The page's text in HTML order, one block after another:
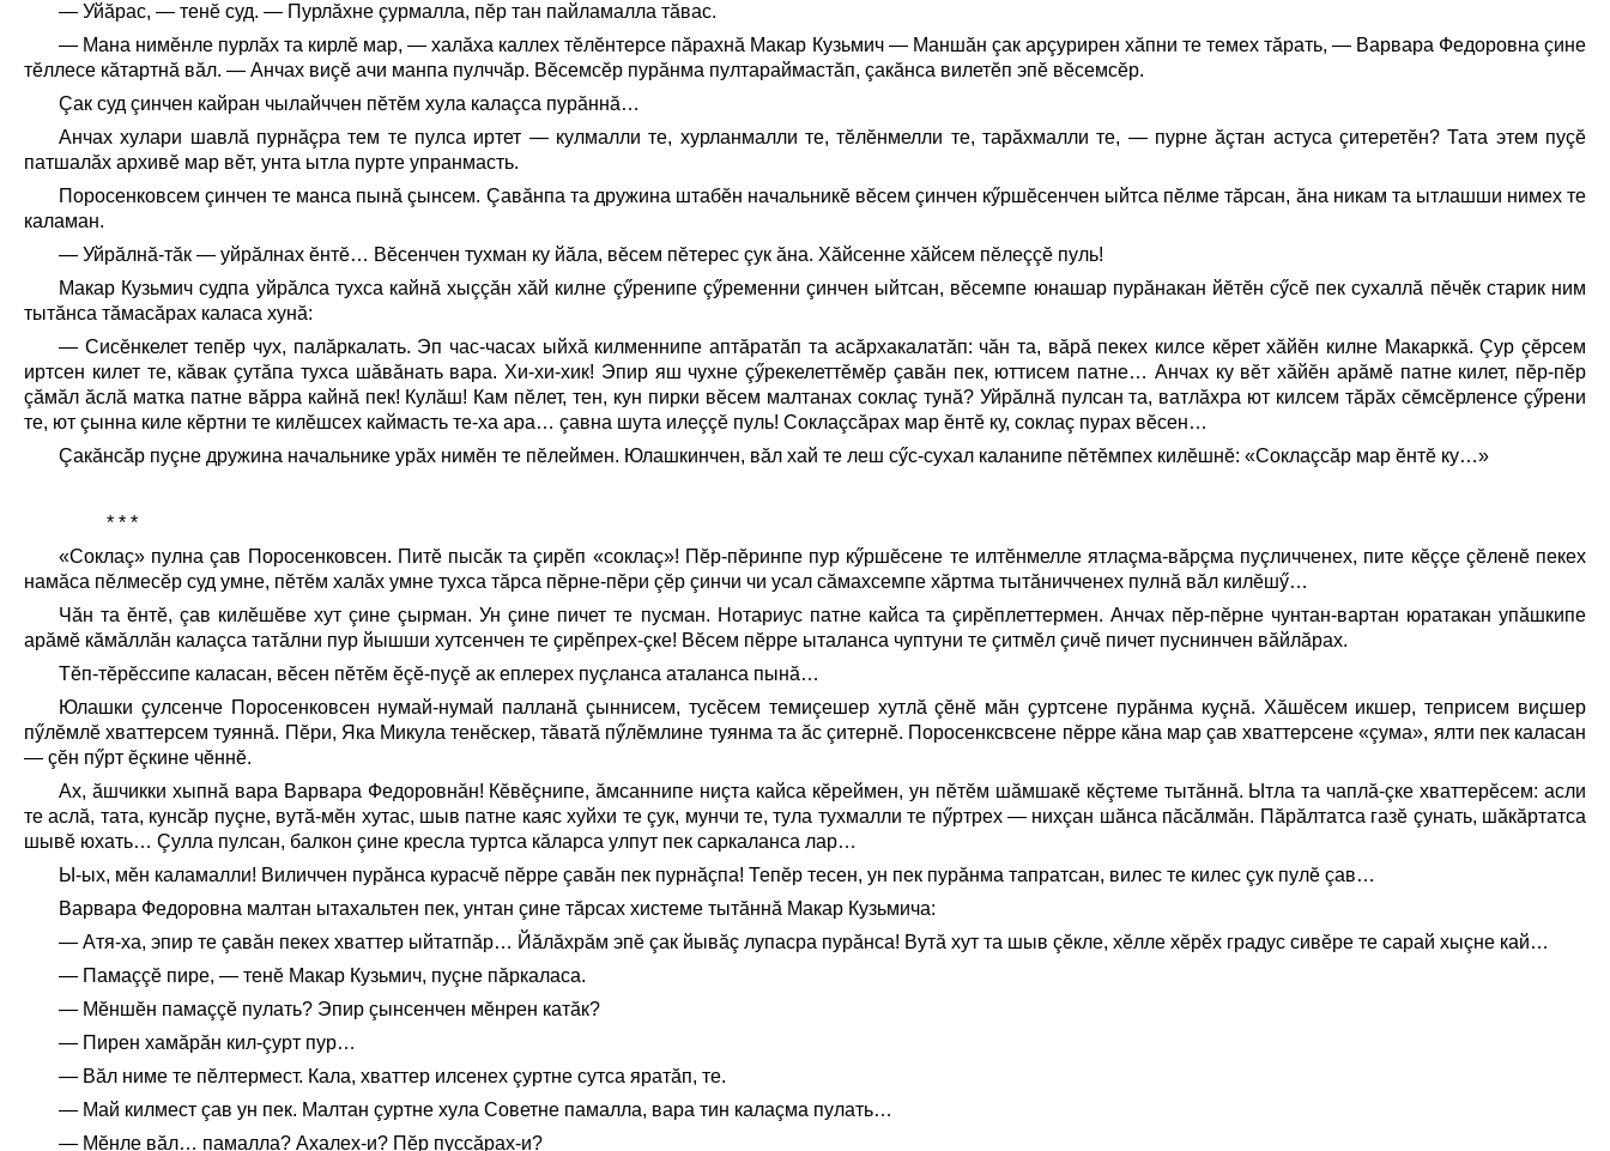
— Уйăрас, — тенĕ суд. — Пурлăхне çурмалла, пĕр тан пайламалла тăвас.
— Мана нимĕнле пурлăх та кирлĕ мар, — халăха каллех тĕлĕнтерсе пăрахнă Макар Кузьмич — Маншăн çак арçурирен хăпни те темех тăрать, — Варвара Федоровна çине
тĕллесе кăтартнă вăл. — Анчах виçĕ ачи манпа пулччăр. Вĕсемсĕр пурăнма пултараймастăп, çакăнса вилетĕп эпĕ вĕсемсĕр.
Çак суд çинчен кайран чылайччен пĕтĕм хула калаçса пурăннă…
Анчах хулари шавлă пурнăçра тем те пулса иртет — кулмалли те, хурланмалли те, тĕлĕнмелли те, тарăхмалли те, — пурне ăçтан астуса çитеретĕн? Тата этем пуçĕ
патшалăх архивĕ мар вĕт, унта ытла пурте упранмасть.
Поросенковсем çинчен те манса пынă çынсем. Çавăнпа та дружина штабĕн начальникĕ вĕсем çинчен кӳршĕсенчен ыйтса пĕлме тăрсан, ăна никам та ытлашши нимех те
каламан.
— Уйрăлнă-тăк — уйрăлнах ĕнтĕ… Вĕсенчен тухман ку йăла, вĕсем пĕтерес çук ăна. Хăйсенне хăйсем пĕлеççĕ пуль!
Макар Кузьмич судпа уйрăлса тухса кайнă хыççăн хăй килне çӳренипе çӳременни çинчен ыйтсан, вĕсемпе юнашар пурăнакан йĕтĕн сӳсĕ пек сухаллă пĕчĕк старик ним
тытăнса тăмасăрах каласа хунă:
— Сисĕнкелет тепĕр чух, палăркалать. Эп час-часах ыйхă килменнипе аптăратăп та асăрхакалатăп: чăн та, вăрă пекех килсе кĕрет хăйĕн килне Макарккă. Çур çĕрсем
иртсен килет те, кăвак çутăпа тухса шăвăнать вара. Хи-хи-хик! Эпир яш чухне çӳрекелеттĕмĕр çавăн пек, юттисем патне… Анчах ку вĕт хăйĕн арăмĕ патне килет, пĕр-пĕр
çăмăл ăслă матка патне вăрра кайнă пек! Кулăш! Кам пĕлет, тен, кун пирки вĕсем малтанах соклаç тунă? Уйрăлнă пулсан та, ватлăхра ют килсем тăрăх сĕмсĕрленсе çӳрени
те, ют çынна киле кĕртни те килĕшсех каймасть те-ха ара… çавна шута илеççĕ пуль! Соклаçсăрах мар ĕнтĕ ку, соклаç пурах вĕсен…
Çакăнсăр пуçне дружина начальнике урăх нимĕн те пĕлеймен. Юлашкинчен, вăл хай те леш сӳс-сухал каланипе пĕтĕмпех килĕшнĕ: «Соклаçсăр мар ĕнтĕ ку…»
* * *
«Соклаç» пулна çав Поросенковсен. Питĕ пысăк та çирĕп «соклаç»! Пĕр-пĕринпе пур кӳршĕсене те илтĕнмелле ятлаçма-вăрçма пуçличченех, пите кĕççе çĕленĕ пекех
намăса пĕлмесĕр суд умне, пĕтĕм халăх умне тухса тăрса пĕрне-пĕри çĕр çинчи чи усал сăмахсемпе хăртма тытăничченех пулнă вăл килĕшӳ…
Чăн та ĕнтĕ, çав килĕшĕве хут çине çырман. Ун çине пичет те пусман. Нотариус патне кайса та çирĕплеттермен. Анчах пĕр-пĕрне чунтан-вартан юратакан упăшкипе
арăмĕ кăмăллăн калаçса татăлни пур йышши хутсенчен те çирĕпрех-çке! Вĕсем пĕрре ыталанса чуптуни те çитмĕл çичĕ пичет пуснинчен вăйлăрах.
Тĕп-тĕрĕссипе каласан, вĕсен пĕтĕм ĕçĕ-пуçĕ ак еплерех пуçланса аталанса пынă…
Юлашки çулсенче Поросенковсен нумай-нумай палланă çыннисем, тусĕсем темиçешер хутлă çĕнĕ мăн çуртсене пурăнма куçнă. Хăшĕсем икшер, теприсем виçшер
пӳлĕмлĕ хваттерсем туяннă. Пĕри, Яка Микула тенĕскер, тăватă пӳлĕмлине туянма та ăс çитернĕ. Поросенксвсене пĕрре кăна мар çав хваттерсене «çума», ялти пек каласан
— çĕн пӳрт ĕçкине чĕннĕ.
Ах, ăшчикки хыпнă вара Варвара Федоровнăн! Кĕвĕçнипе, ăмсаннипе ниçта кайса кĕреймен, ун пĕтĕм шăмшакĕ кĕçтеме тытăннă. Ытла та чаплă-çке хваттерĕсем: асли
те аслă, тата, кунсăр пуçне, вутă-мĕн хутас, шыв патне каяс хуйхи те çук, мунчи те, тула тухмалли те пӳртрех — нихçан шăнса пăсăлмăн. Пăрăлтатса газĕ çунать, шăкăртатса
шывĕ юхать… Çулла пулсан, балкон çине кресла туртса кăларса улпут пек саркаланса лар…
Ы-ых, мĕн каламалли! Виличчен пурăнса курасчĕ пĕрре çавăн пек пурнăçпа! Тепĕр тесен, ун пек пурăнма тапратсан, вилес те килес çук пулĕ çав…
Варвара Федоровна малтан ытахальтен пек, унтан çине тăрсах хистеме тытăннă Макар Кузьмича:
— Атя-ха, эпир те çавăн пекех хваттер ыйтатпăр… Йăлăхрăм эпĕ çак йывăç лупасра пурăнса! Вутă хут та шыв çĕкле, хĕлле хĕрĕх градус сивĕре те сарай хыçне кай…
— Памаççĕ пире, — тенĕ Макар Кузьмич, пуçне пăркаласа.
— Мĕншĕн памаççĕ пулать? Эпир çынсенчен мĕнрен катăк?
— Пирен хамăрăн кил-çурт пур…
— Вăл ниме те пĕлтермест. Кала, хваттер илсенех çуртне сутса яратăп, те.
— Май килмест çав ун пек. Малтан çуртне хула Советне памалла, вара тин калаçма пулать…
— Мĕнле вăл… памалла? Ахалех-и? Пĕр пуссăрах-и?